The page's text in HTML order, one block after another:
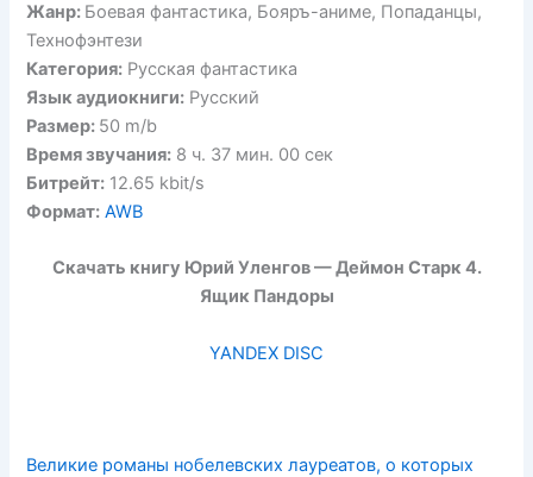
Жанр: Боевая фантастика, Бояръ-аниме, Попаданцы,
Технофэнтези
Категория: Русская фантастика
Язык аудиокниги: Русский
Размер: 50 m/b
Время звучания: 8 ч. 37 мин. 00 сек
Битрейт: 12.65 kbit/s
Формат: AWB
Скачать книгу Юрий Уленгов — Деймон Старк 4.
Ящик Пандоры
YANDEX DISC
Великие романы нобелевских лауреатов, о которых